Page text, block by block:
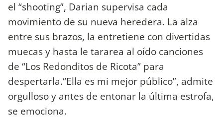
el “shooting”, Darian supervisa cada
movimiento de su nueva heredera. La alza
entre sus brazos, la entretiene con divertidas
muecas y hasta le tararea al oído canciones
de “Los Redonditos de Ricota” para
despertarla.“Ella es mi mejor público”, admite
orgulloso y antes de entonar la última estrofa,
se emociona.